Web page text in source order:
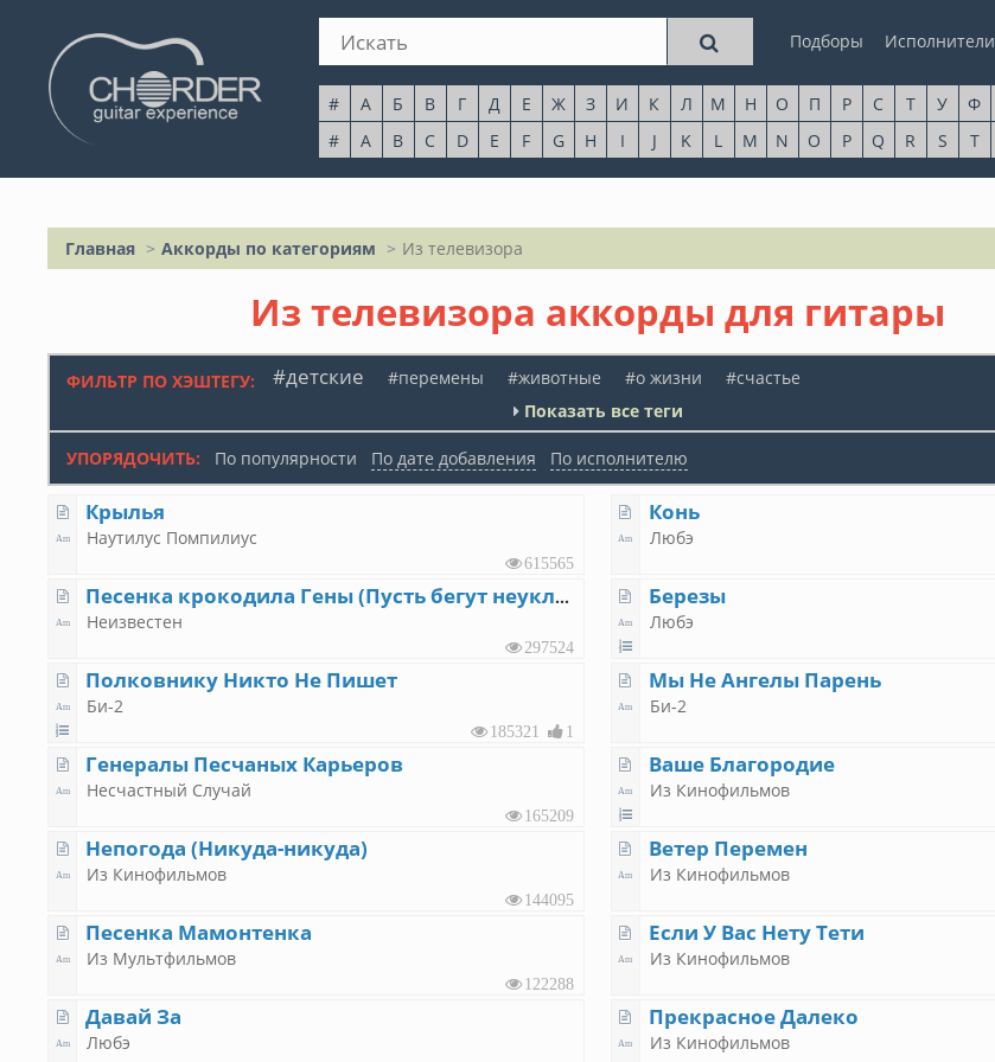
Подборы Исполнители
# А Б В Г Д Е Ж З И К Л М Н О П Р С Т У Ф
#
A B C D E F G H I J K L M N O P Q R S T
Главная Аккорды по категориям Из телевизора
Из телевизора аккорды для гитары
ФИЛЬТР ПО ХЭШТЕГУ: #детские #перемены #животные #о жизни
#счастье
Показать все теги
УПОРЯДОЧИТЬ: По популярности По дате добавления По исполнителю
Крылья
Наутилус Помпилиус
615565
Конь
Любэ
Песенка крокодила Гены (Пусть бегут неуклюже)
Неизвестен
297524
Березы
Любэ
Полковнику Никто Не Пишет
Би-2
185321 1
Мы Не Ангелы Парень
Би-2
Генералы Песчаных Карьеров
Несчастный Случай
165209
Ваше Благородие
Из Кинофильмов
Непогода (Никуда-никуда)
Из Кинофильмов
144095
Ветер Перемен
Из Кинофильмов
Песенка Мамонтенка
Из Мультфильмов
122288
Если У Вас Нету Тети
Из Кинофильмов
Давай За
Любэ
Прекрасное Далеко
Из Кинофильмов